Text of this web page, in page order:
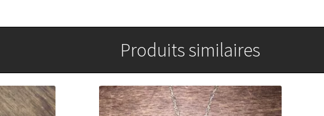
Produits similaires